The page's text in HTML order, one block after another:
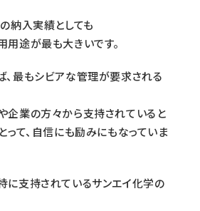
納入実績としても
途が最も大きいです。
最もシビアな管理が要求される
企業の方々から支持されていると
って、自信にも励みにもなっていま
支持されているサンエイ化学の